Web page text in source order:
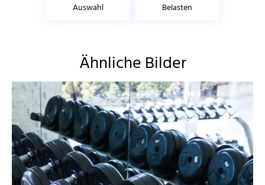
Auswahl Belasten
Ähnliche Bilder